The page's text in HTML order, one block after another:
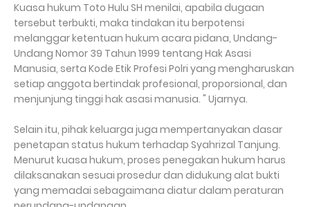
Kuasa hukum Toto Hulu SH menilai, apabila dugaan
tersebut terbukti, maka tindakan itu berpotensi
melanggar ketentuan hukum acara pidana, Undang-
Undang Nomor 39 Tahun 1999 tentang Hak Asasi
Manusia, serta Kode Etik Profesi Polri yang mengharuskan
setiap anggota bertindak profesional, proporsional, dan
menjunjung tinggi hak asasi manusia. " Ujarnya.
Selain itu, pihak keluarga juga mempertanyakan dasar
penetapan status hukum terhadap Syahrizal Tanjung.
Menurut kuasa hukum, proses penegakan hukum harus
dilaksanakan sesuai prosedur dan didukung alat bukti
yang memadai sebagaimana diatur dalam peraturan